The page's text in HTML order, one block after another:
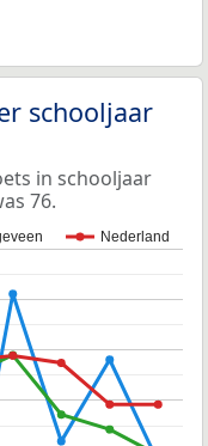
schooljaar
in schooljaar
76.
Nederland